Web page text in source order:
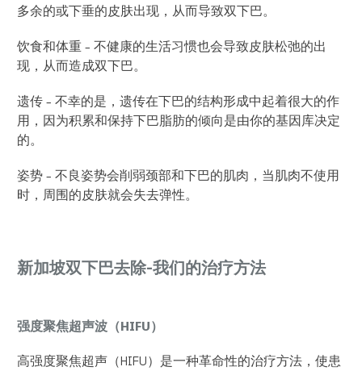
多余的或下垂的皮肤出现，从而导致双下巴。
饮食和体重 - 不健康的生活习惯也会导致皮肤松弛的出
现，从而造成双下巴。
遗传 - 不幸的是，遗传在下巴的结构形成中起着很大的作
用，因为积累和保持下巴脂肪的倾向是由你的基因库决定
的。
姿势 - 不良姿势会削弱颈部和下巴的肌肉，当肌肉不使用
时，周围的皮肤就会失去弹性。
新加坡双下巴去除-我们的治疗方法
强度聚焦超声波（HIFU）
高强度聚焦超声（HIFU） 是一种革命性的治疗方法，使患